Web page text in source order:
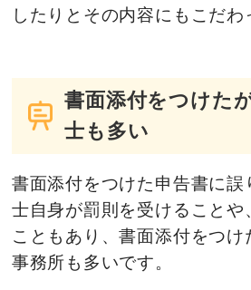
したりとその内容にもこだわ
書面添付をつけた
士も多い
書面添付をつけた申告書に誤
士自身が罰則を受けることや
こともあり、書面添付をつ
事務所も多いです。